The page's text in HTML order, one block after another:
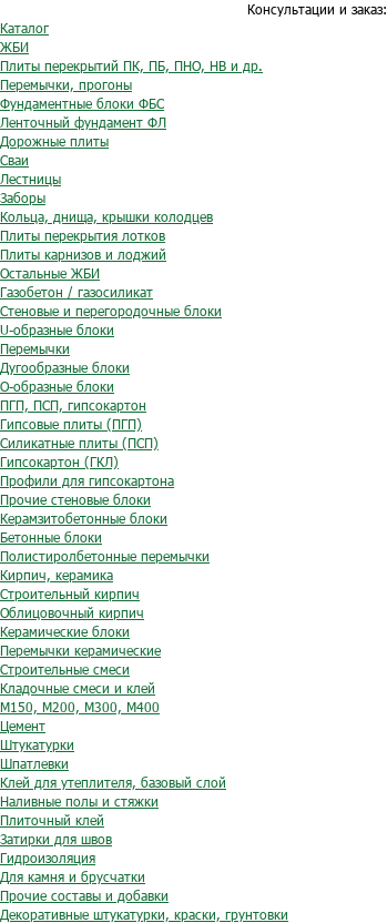
Консультации и заказ:
Каталог
ЖБИ
Плиты перекрытий ПК, ПБ, ПНО, НВ и др.
Перемычки, прогоны
Фундаментные блоки ФБС
Ленточный фундамент ФЛ
Дорожные плиты
Сваи
Лестницы
Заборы
Кольца, днища, крышки колодцев
Плиты перекрытия лотков
Плиты карнизов и лоджий
Остальные ЖБИ
Газобетон / газосиликат
Стеновые и перегородочные блоки
U-образные блоки
Перемычки
Дугообразные блоки
O-образные блоки
ПГП, ПСП, гипсокартон
Гипсовые плиты (ПГП)
Силикатные плиты (ПСП)
Гипсокартон (ГКЛ)
Профили для гипсокартона
Прочие стеновые блоки
Керамзитобетонные блоки
Бетонные блоки
Полистиролбетонные перемычки
Кирпич, керамика
Строительный кирпич
Облицовочный кирпич
Керамические блоки
Перемычки керамические
Строительные смеси
Кладочные смеси и клей
М150, М200, М300, М400
Цемент
Штукатурки
Шпатлевки
Клей для утеплителя, базовый слой
Наливные полы и стяжки
Плиточный клей
Затирки для швов
Гидроизоляция
Для камня и брусчатки
Прочие составы и добавки
Декоративные штукатурки, краски, грунтовки